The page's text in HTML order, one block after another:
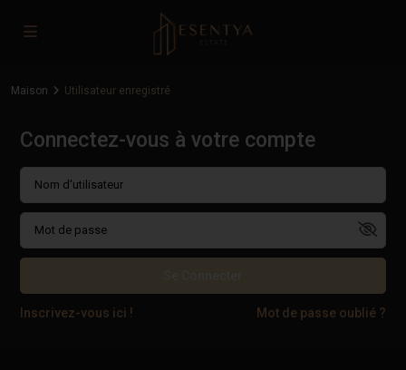
Maison Utilisateur enregistré
Connectez-vous à votre compte
Inscrivez-vous ici ! Mot de passe oublié ?